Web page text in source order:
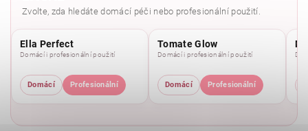
Zvolte, zda hledáte domácí péči nebo profesionální použití.
Ella Perfect
Domácí i profesionální použití
Domácí Profesionální
Tomate Glow
Domácí i profesionální použití
Domácí Profesionální